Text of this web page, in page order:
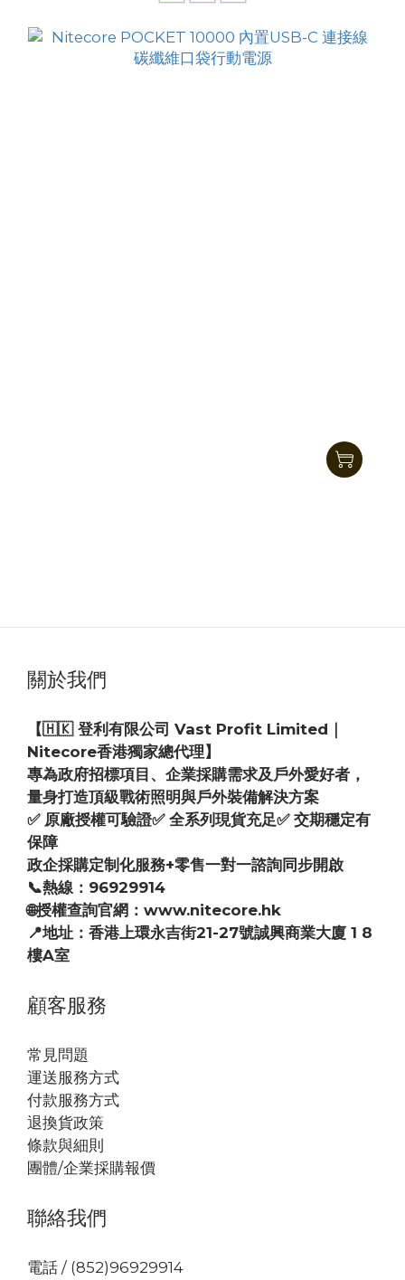
關於我們
【🇭🇰 登利有限公司 Vast Profit Limited｜
Nitecore香港獨家總代理】
專為政府招標項目、企業採購需求及戶外愛好者，
量身打造頂級戰術照明與戶外裝備解決方案
✅ 原廠授權可驗證✅ 全系列現貨充足✅ 交期穩定有
保障
政企採購定制化服務+零售一對一諮詢同步開啟
📞熱線：96929914
🌐授權查詢官網：www.nitecore.hk
📍地址：香港上環永吉街21-27號誠興商業大廈 1 8
樓A室
顧客服務
常見問題
運送服務方式
付款服務方式
退換貨政策
條款與細則
團體/企業採購報價
聯絡我們
電話 / (852)96929914